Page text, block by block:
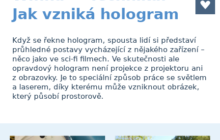
Jak vzniká hologram
Když se řekne hologram, spousta lidí si představí
průhledné postavy vycházející z nějakého zařízení –
něco jako ve sci-fi filmech. Ve skutečnosti ale
opravdový hologram není projekce z projektoru ani
z obrazovky. Je to speciální způsob práce se světlem
a laserem, díky kterému může vzniknout obrázek,
který působí prostorově.